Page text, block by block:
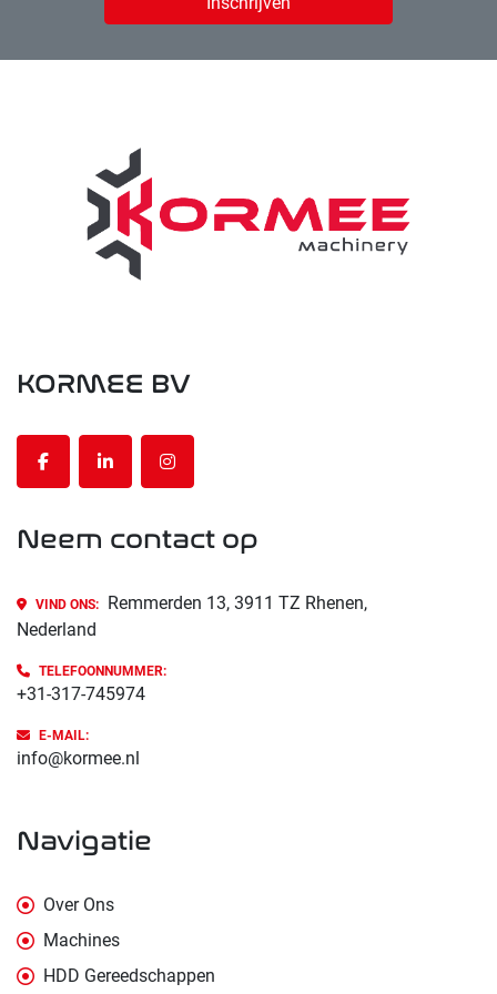
SLURP te vergroten. Denk aan:
-          Mangaten voor gemak tijdens schoonmaken
-          Interne ladder
-          Spoelleidingen
-          Bordes
-          Hydraulisch achterdeksel
KORMEE BV
facebooklinkedininstagram
Neem contact op
VIND ONS:
Remmerden 13, 3911 TZ Rhenen,
Nederland
TELEFOONNUMMER:
+31-317-745974
E-MAIL:
info@kormee.nl
navigatie
Over Ons
Machines
HDD Gereedschappen